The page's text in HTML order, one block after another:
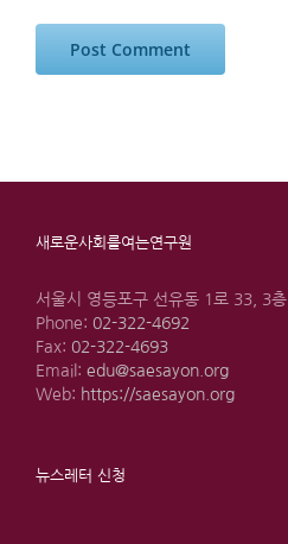
새로운사회를여는연구원
서울시 영등포구 선유동 1로 33, 3층
Phone: 02-322-4692
Fax: 02-322-4693
Email: edu@saesayon.org
Web: https://saesayon.org
뉴스레터 신청